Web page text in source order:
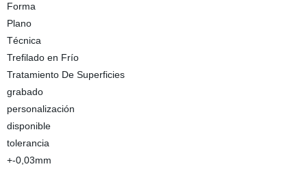
Forma
Plano
Técnica
Trefilado en Frío
Tratamiento De Superficies
grabado
personalización
disponible
tolerancia
+-0,03mm